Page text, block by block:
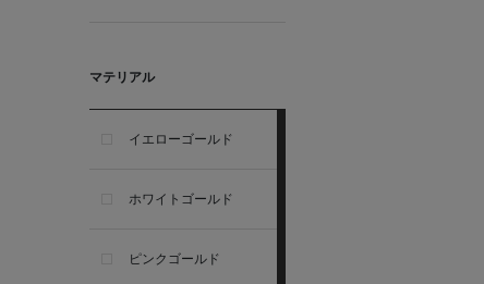
マテリアル
イエローゴールド
ホワイトゴールド
ピンクゴールド